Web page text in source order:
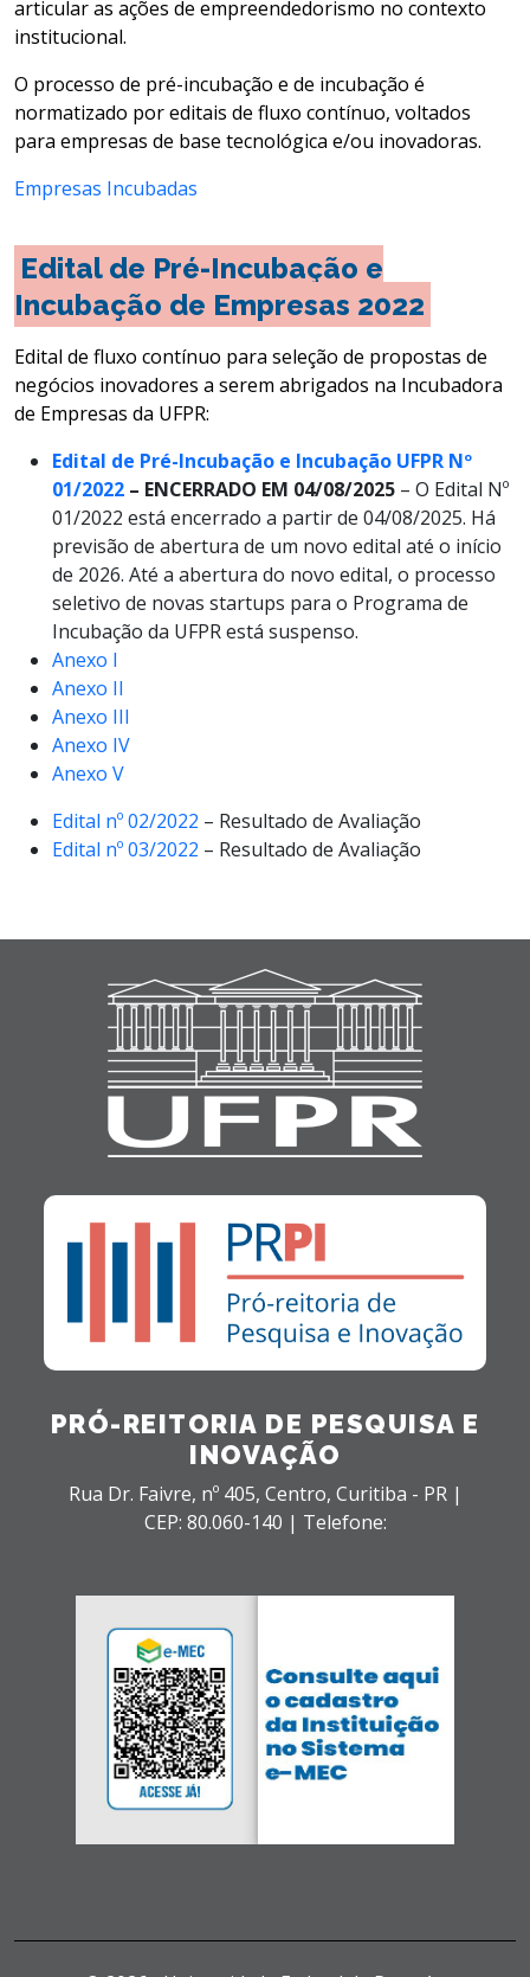
articular as ações de empreendedorismo no contexto
institucional.
O processo de pré-incubação e de incubação é
normatizado por editais de fluxo contínuo, voltados
para empresas de base tecnológica e/ou inovadoras.
Empresas Incubadas
Edital de Pré-Incubação e
Incubação de Empresas 2022
Edital de fluxo contínuo para seleção de propostas de
negócios inovadores a serem abrigados na Incubadora
de Empresas da UFPR:
Edital de Pré-Incubação e Incubação UFPR Nº
01/2022 – ENCERRADO EM 04/08/2025 – O Edital Nº
01/2022 está encerrado a partir de 04/08/2025. Há
previsão de abertura de um novo edital até o início
de 2026. Até a abertura do novo edital, o processo
seletivo de novas startups para o Programa de
Incubação da UFPR está suspenso.
Anexo I
Anexo II
Anexo III
Anexo IV
Anexo V
Edital nº 02/2022 – Resultado de Avaliação
Edital nº 03/2022 – Resultado de Avaliação
PRÓ-REITORIA DE PESQUISA E
INOVAÇÃO
Rua Dr. Faivre, nº 405, Centro, Curitiba - PR |
CEP: 80.060-140 | Telefone: